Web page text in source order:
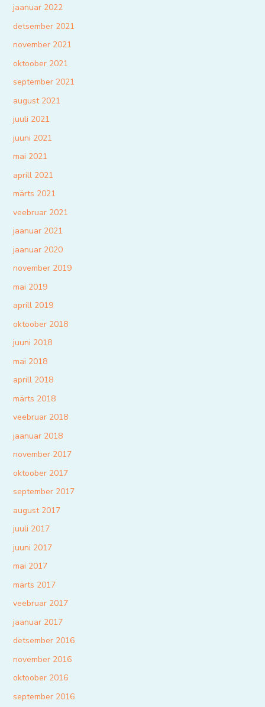
jaanuar 2022
detsember 2021
november 2021
oktoober 2021
september 2021
august 2021
juuli 2021
juuni 2021
mai 2021
aprill 2021
märts 2021
veebruar 2021
jaanuar 2021
jaanuar 2020
november 2019
mai 2019
aprill 2019
oktoober 2018
juuni 2018
mai 2018
aprill 2018
märts 2018
veebruar 2018
jaanuar 2018
november 2017
oktoober 2017
september 2017
august 2017
juuli 2017
juuni 2017
mai 2017
märts 2017
veebruar 2017
jaanuar 2017
detsember 2016
november 2016
oktoober 2016
september 2016